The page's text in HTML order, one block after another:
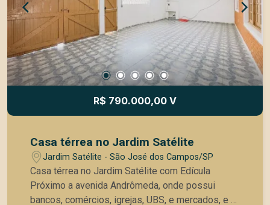
R$ 790.000,00 V
Casa térrea no Jardim Satélite
Jardim Satélite - São José dos Campos/SP
Casa térrea no Jardim Satélite com Edícula
Próximo a avenida Andrômeda, onde possui
bancos, comércios, igrejas, UBS, e mercados, e é